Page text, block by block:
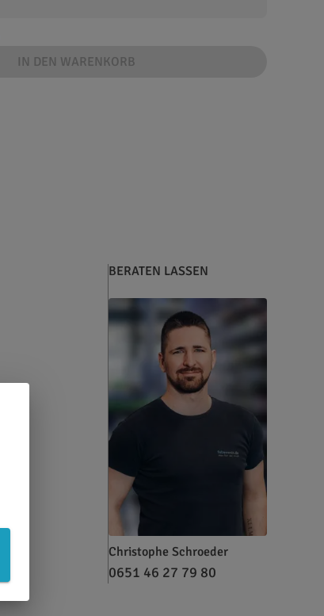
IN DEN WARENKORB
BERATEN LASSEN
Christophe Schroeder
0651 46 27 79 80